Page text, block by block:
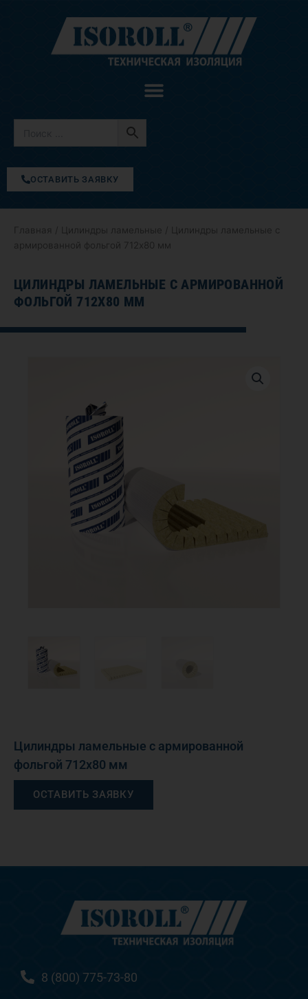
содержимому
ОСТАВИТЬ ЗАЯВКУ
Главная Цилиндры ламельные / Цилиндры ламельные с
армированной фольгой 712х80 мм
ЦИЛИНДРЫ ЛАМЕЛЬНЫЕ С АРМИРОВАННОЙ
ФОЛЬГОЙ 712Х80 ММ
Цилиндры ламельные с армированной
фольгой 712х80 мм
ОСТАВИТЬ ЗАЯВКУ
8 (800) 775-73-80